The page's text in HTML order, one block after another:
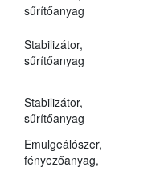
sűrítőanyag
Stabilizátor,
sűrítőanyag
Stabilizátor,
sűrítőanyag
Emulgeálószer,
fényezőanyag,